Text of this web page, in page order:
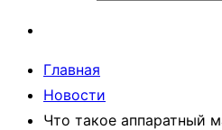
Главная
Новости
Что такое аппаратный